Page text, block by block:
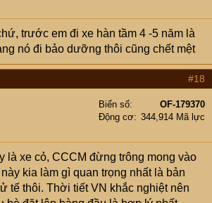
trước em đi xe hàn tầm 4 -5 năm là
nó đi bảo dưỡng thôi cũng chết mệt
#18
Biển số
OF-179370
Động cơ
344,914 Mã lực
là xe cỏ, CCCM đừng trông mong vào
kia làm gì quan trọng nhất là bản
tế thôi. Thời tiết VN khắc nghiệt nên